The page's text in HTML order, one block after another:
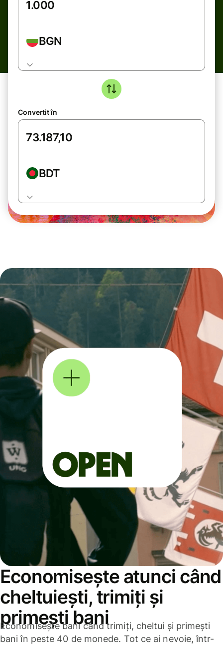
BGN
Convertit în
BDT
Economisește atunci când
cheltuiești, trimiți și
primești bani
Economisește bani când trimiți, cheltui și primești
bani în peste 40 de monede. Tot ce ai nevoie, într-